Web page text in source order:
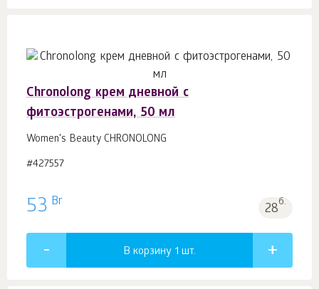
Chronolong крем дневной с
фитоэстрогенами, 50 мл
Women's Beauty CHRONOLONG
#427557
53 Br 28б.
В корзину 1 шт.